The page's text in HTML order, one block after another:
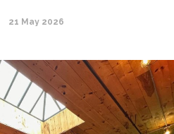
21 May 2026